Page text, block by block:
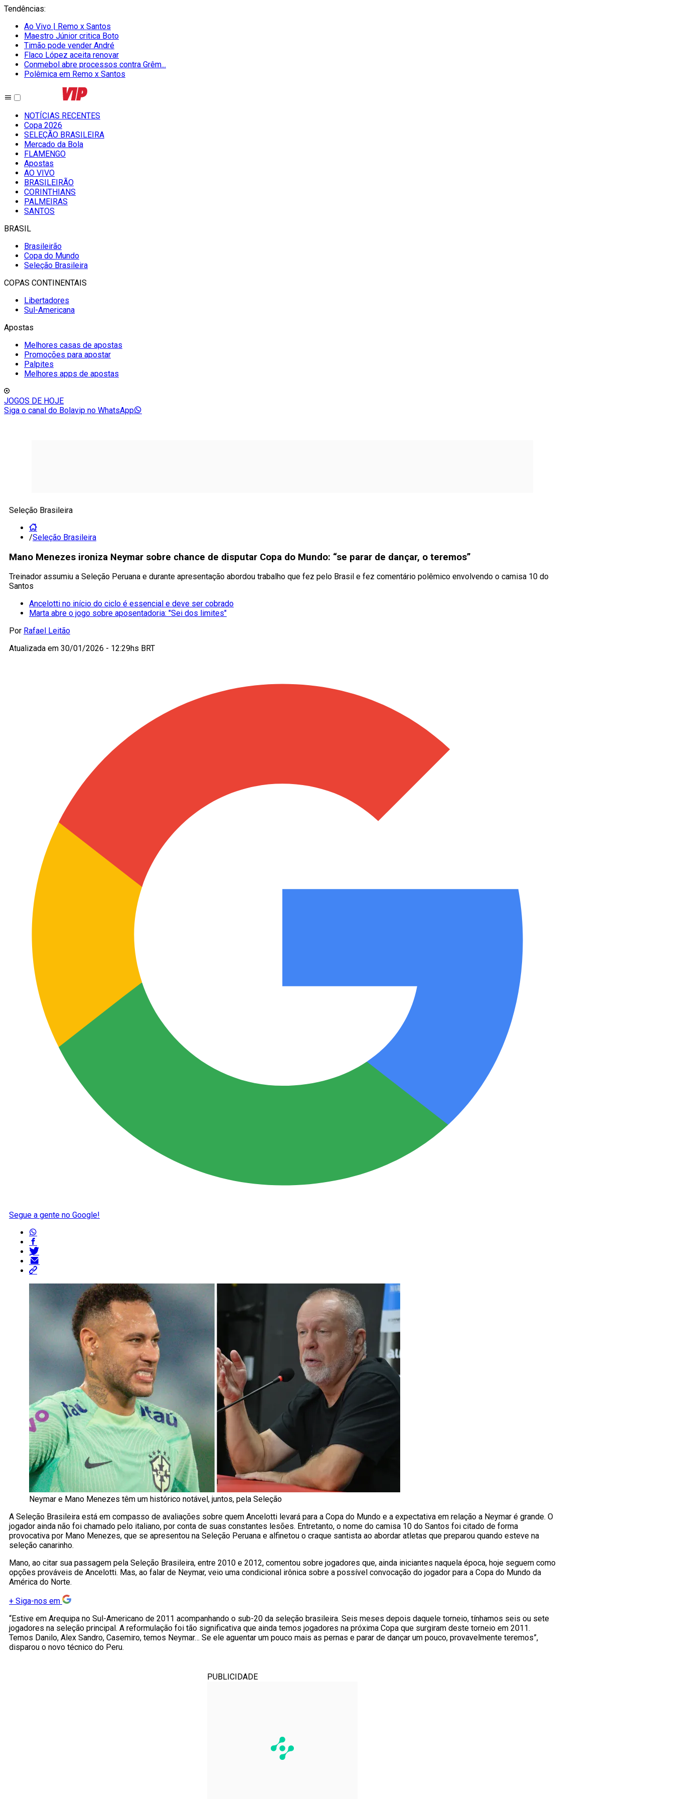
Tendências:
Ao Vivo | Remo x Santos
Maestro Júnior critica Boto
Timão pode vender André
Flaco López aceita renovar
Conmebol abre processos contra Grêm...
Polêmica em Remo x Santos
NOTÍCIAS RECENTES
Copa 2026
SELEÇÃO BRASILEIRA
Mercado da Bola
FLAMENGO
Apostas
AO VIVO
BRASILEIRÃO
CORINTHIANS
PALMEIRAS
SANTOS
BRASIL
Brasileirão
Copa do Mundo
Seleção Brasileira
COPAS CONTINENTAIS
Libertadores
Sul-Americana
Apostas
Melhores casas de apostas
Promoções para apostar
Palpites
Melhores apps de apostas
JOGOS DE HOJE
Siga o canal do Bolavip no WhatsApp
Seleção Brasileira
/Seleção Brasileira
Mano Menezes ironiza Neymar sobre chance de disputar Copa do Mundo: “se parar de dançar, o teremos”
Treinador assumiu a Seleção Peruana e durante apresentação abordou trabalho que fez pelo Brasil e fez comentário polêmico envolvendo o camisa 10 do
Santos
Ancelotti no início do ciclo é essencial e deve ser cobrado
Marta abre o jogo sobre aposentadoria: "Sei dos limites"
Por Rafael Leitão
Atualizada em 30/01/2026 - 12:29hs BRT
Segue a gente no Google!
Neymar e Mano Menezes têm um histórico notável, juntos, pela Seleção
A Seleção Brasileira está em compasso de avaliações sobre quem Ancelotti levará para a Copa do Mundo e a expectativa em relação a Neymar é grande. O
jogador ainda não foi chamado pelo italiano, por conta de suas constantes lesões. Entretanto, o nome do camisa 10 do Santos foi citado de forma
provocativa por Mano Menezes, que se apresentou na Seleção Peruana e alfinetou o craque santista ao abordar atletas que preparou quando esteve na
seleção canarinho.
Mano, ao citar sua passagem pela Seleção Brasileira, entre 2010 e 2012, comentou sobre jogadores que, ainda iniciantes naquela época, hoje seguem como
opções prováveis de Ancelotti. Mas, ao falar de Neymar, veio uma condicional irônica sobre a possível convocação do jogador para a Copa do Mundo da
América do Norte.
+ Siga-nos em
“Estive em Arequipa no Sul-Americano de 2011 acompanhando o sub-20 da seleção brasileira. Seis meses depois daquele torneio, tínhamos seis ou sete
jogadores na seleção principal. A reformulação foi tão significativa que ainda temos jogadores na próxima Copa que surgiram deste torneio em 2011.
Temos Danilo, Alex Sandro, Casemiro, temos Neymar… Se ele aguentar um pouco mais as pernas e parar de dançar um pouco, provavelmente teremos”,
disparou o novo técnico do Peru.
PUBLICIDADE